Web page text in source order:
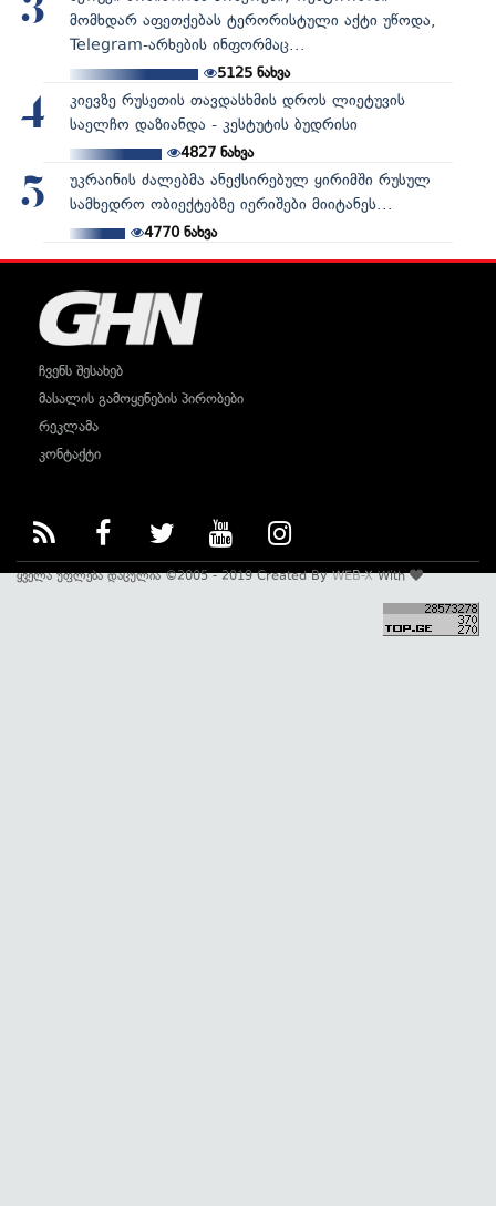
3
მომხდარ აფეთქებას ტერორისტული აქტი უწოდა,
Telegram-არხების ინფორმაც...
5125ნახვა
4
კიევზე რუსეთის თავდასხმის დროს ლიეტუვის
საელჩო დაზიანდა - კესტუტის ბუდრისი
4827ნახვა
5
უკრაინის ძალებმა ანექსირებულ ყირიმში რუსულ
სამხედრო ობიექტებზე იერიშები მიიტანეს...
4770ნახვა
ჩვენს შესახებ
მასალის გამოყენების პირობები
რეკლამა
კონტაქტი
ყველა უფლება დაცულია ©2005 - 2019 Created ByWEB-XWith